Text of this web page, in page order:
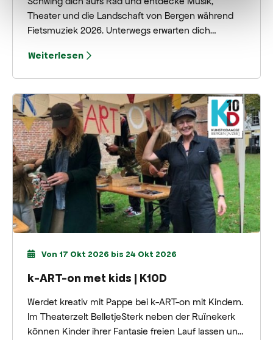
Theater und die Landschaft von Bergen während
Fietsmuziek 2026. Unterwegs erwarten dich
Orten, kombiniert mit einer wunderschönen
Weiterlesen
Von 17 Okt 2026 bis 24 Okt 2026
k-ART-on met kids | K10D
Werdet kreativ mit Pappe bei k-ART-on mit Kindern.
Im Theaterzelt BelletjeSterk neben der Ruïnekerk
können Kinder ihrer Fantasie freien Lauf lassen und